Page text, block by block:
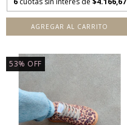
AGREGAR AL CARRITO
53% OFF